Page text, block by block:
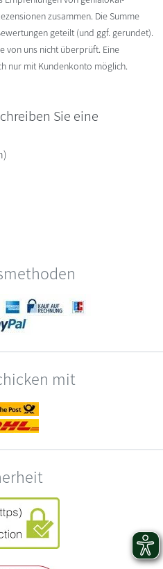
zusammen. Die Summe
geteilt (und ggf. gerundet).
von uns nicht überprüft. Eine
nur mit Kundenkonto möglich.
Sie eine
mit